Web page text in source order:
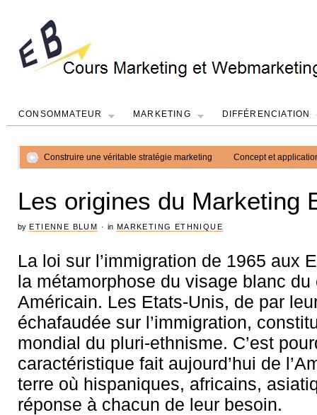
CONSOMMATEUR MARKETING DIFFÉRENCIATION
Construire une véritable stratégie marketing Concept et
Les origines du Marketing
by ETIENNE BLUM ·in MARKETING ETHNIQUE
La loi sur l’immigration de 1965 aux
la métamorphose du visage blanc du
Américain. Les Etats-Unis, de par
échafaudée sur l’immigration,
mondial du pluri-ethnisme. C’est
caractéristique fait aujourd’hui de
terre où hispaniques, africains,
réponse à chacun de leur besoin.